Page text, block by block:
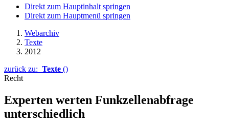
Direkt zum Hauptinhalt springen
Direkt zum Hauptmenü springen
Webarchiv
Texte
2012
zurück zu: Texte ()
Recht
Experten werten Funkzellenabfrage
unterschiedlich